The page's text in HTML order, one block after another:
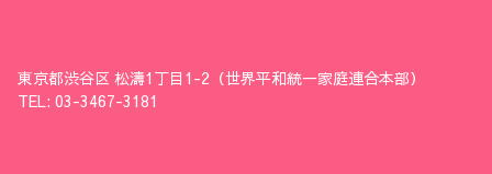
東京都渋谷区 松濤1丁目1-2（世界平和統一家庭連合本部）
TEL: 03-3467-3181